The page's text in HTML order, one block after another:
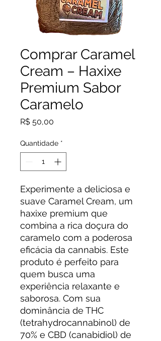
Comprar Caramel
Cream – Haxixe
Premium Sabor
Caramelo
R$ 50,00
Quantidade *
Experimente a deliciosa e
suave Caramel Cream, um
haxixe premium que
combina a rica doçura do
caramelo com a poderosa
eficácia da cannabis. Este
produto é perfeito para
quem busca uma
experiência relaxante e
saborosa. Com sua
dominância de THC
(tetrahydrocannabinol) de
70% e CBD (canabidiol) de